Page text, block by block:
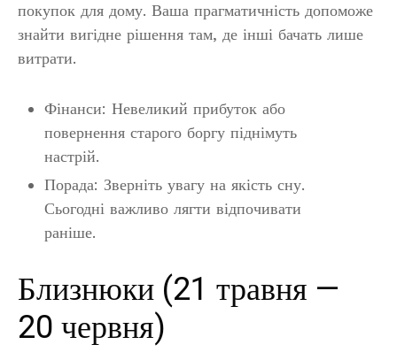
покупок для дому. Ваша прагматичність допоможе
знайти вигідне рішення там, де інші бачать лише
витрати.
Фінанси: Невеликий прибуток або
повернення старого боргу піднімуть
настрій.
Порада: Зверніть увагу на якість сну.
Сьогодні важливо лягти відпочивати
раніше.
Близнюки (21 травня —
20 червня)